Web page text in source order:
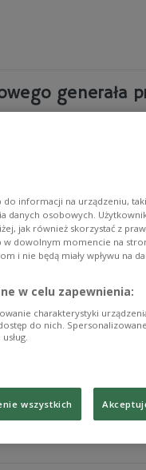
generała
o nowej
RP przy
przekształcona
żeby pokonać
i konieczność
informacji na urządzeniu,
danych osobowych.
jak również skorzystać z
w dowolnym momencie na
i nie będą miały wpływu na
w celu zapewnienia:
charakterystyki
do nich.
wszystkich